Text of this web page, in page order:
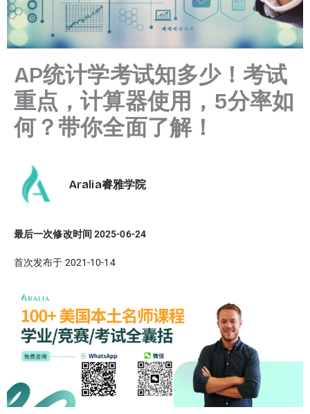
AP统计学考试知多少！考试
重点，计算器使用，5分率如
何？带你全面了解！
Aralia睿雅学院
最后一次修改时间 2025-06-24
首次发布于 2021-10-14